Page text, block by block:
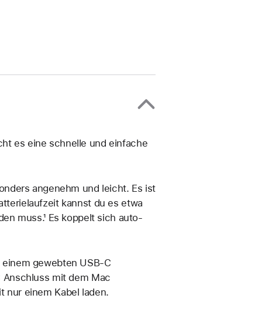
es eine schnelle und einfache
angenehm und leicht. Es ist
kannst du es etwa
muss.¹ Es koppelt sich auto­
gewebten USB‑C
Anschluss mit dem Mac
nur einem Kabel laden.